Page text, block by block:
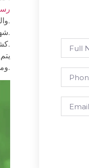
والشخصية.
شهادات المدرسة الثانوية (نسخ مصدقة).
كشوف الدرجات الجامعية (نسخ مصدقة).
وملء نموذج الطلب بعناية. يفضل التأكد من صحة جميع المعلومات المقدمة لتجنب رفض الطلب.